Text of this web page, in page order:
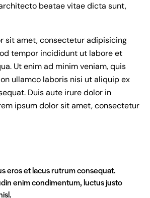
beatae vitae dicta sunt,
sit amet, consectetur adipisicing
tempor incididunt ut labore et
Ut enim ad minim veniam, quis
ullamco laboris nisi ut aliquip ex
Duis aute irure dolor in
ipsum dolor sit amet, consectetur
eros et lacus rutrum consequat.
enim condimentum, luctus justo